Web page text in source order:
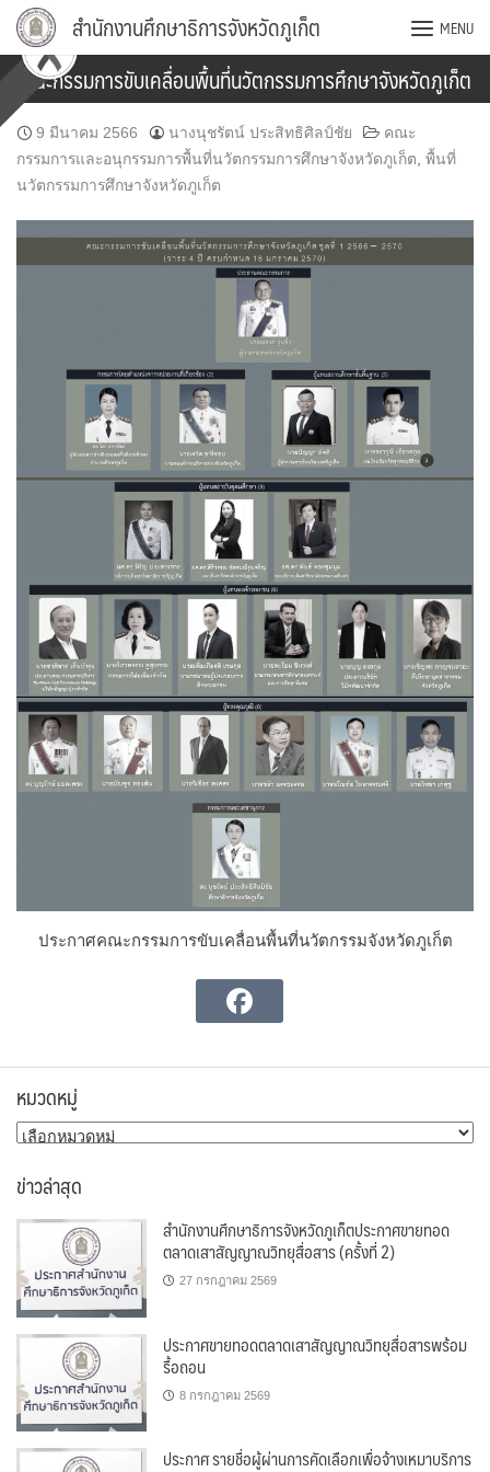
Skip
content
สำนักงานศึกษาธิการจังหวัดภูเก็ต MENU
คณะกรรมการขับเคลื่อนพื้นที่นวัตกรรมการศึกษาจังหวัดภูเก็ต
9 มีนาคม 2566 นางนุชรัตน์ ประสิทธิศิลป์ชัย
คณะ
กรรมการและอนุกรรมการพื้นที่นวัตกรรมการศึกษาจังหวัดภูเก็ต พื้นที่
นวัตกรรมการศึกษาจังหวัดภูเก็ต
ประกาศคณะกรรมการขับเคลื่อนพื้นที่นวัตกรรมจังหวัดภูเก็ต
หมวดหมู่
หมวด
ข่าวล่าสุด
สำนักงานศึกษาธิการจังหวัดภูเก็ตประกาศขายทอด
ตลาดเสาสัญญาณวิทยุสื่อสาร (ครั้งที่ 2)
27 กรกฎาคม 2569
ประกาศขายทอดตลาดเสาสัญญาณวิทยุสื่อสารพร้อม
รื้อถอน
8 กรกฎาคม 2569
ประกาศ รายชื่อผู้ผ่านการคัดเลือกเพื่อจ้างเหมาบริการ